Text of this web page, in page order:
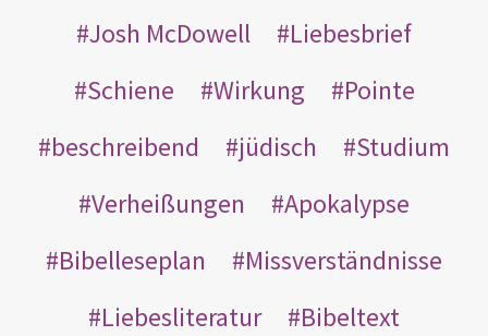
Josh McDowell
Liebesbrief
Schiene
Wirkung
Pointe
beschreibend
jüdisch
Studium
Verheißungen
Apokalypse
Bibelleseplan
Missverständnisse
Liebesliteratur
Bibeltext